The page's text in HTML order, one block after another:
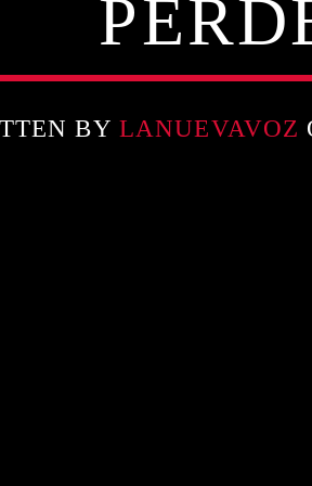
BY LANUEVAVOZ